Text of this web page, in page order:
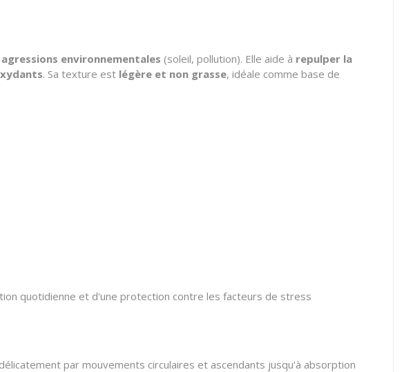
environnementales (soleil, pollution). Elle aide à repulper la
. Sa texture est légère et non grasse, idéale comme base de
quotidienne et d'une protection contre les facteurs de stress
par mouvements circulaires et ascendants jusqu'à absorption